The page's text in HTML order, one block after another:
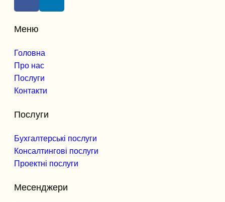
Меню
Головна
Про нас
Послуги
Контакти
Послуги
Бухгалтерські послуги
Консалтингові послуги
Проектні послуги
Месенджери